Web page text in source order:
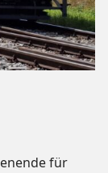
für